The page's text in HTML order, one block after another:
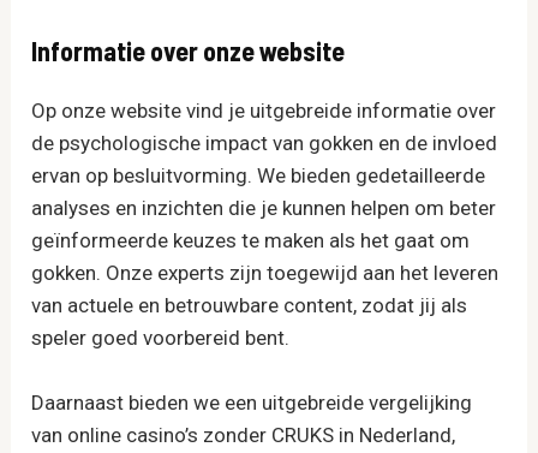
Informatie over onze website
Op onze website vind je uitgebreide informatie over
de psychologische impact van gokken en de invloed
ervan op besluitvorming. We bieden gedetailleerde
analyses en inzichten die je kunnen helpen om beter
geïnformeerde keuzes te maken als het gaat om
gokken. Onze experts zijn toegewijd aan het leveren
van actuele en betrouwbare content, zodat jij als
speler goed voorbereid bent.
Daarnaast bieden we een uitgebreide vergelijking
van online casino’s zonder CRUKS in Nederland,